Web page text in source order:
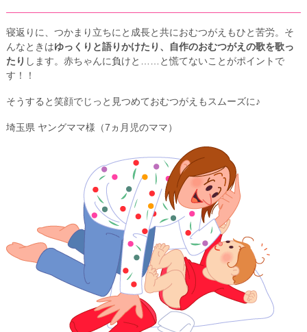
寝返りに、つかまり立ちにと成長と共におむつがえもひと苦労。そ
んなときはゆっくりと語りかけたり、自作のおむつがえの歌を歌っ
たり します。赤ちゃんに負けと……と慌てないことがポイントで
す！！
そうすると笑顔でじっと見つめておむつがえもスムーズに♪
埼玉県 ヤングママ様（7ヵ月児のママ）